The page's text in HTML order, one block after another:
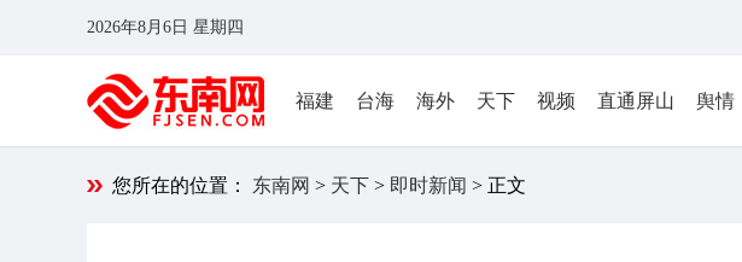
2026年8月6日 星期四
福建 台海 海外 天下 视频 直通屏山 舆情
您所在的位置： 东南网 > 天下 > 即时新闻 > 正文